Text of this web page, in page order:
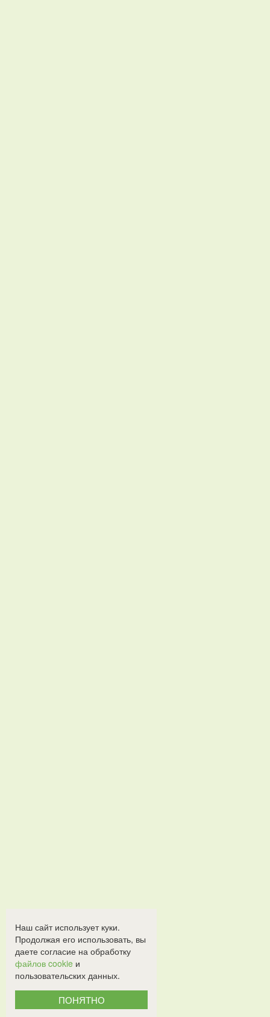
Наш сайт использует куки.
Продолжая его использовать, вы
даете согласие на обработку
файлов cookie и
пользовательских данных.
ПОНЯТНО